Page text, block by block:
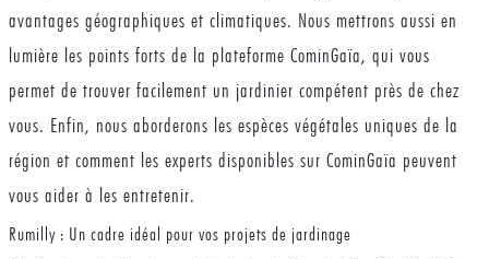
avantages géographiques et climatiques. Nous mettrons aussi en
lumière les points forts de la plateforme CominGaïa, qui vous
permet de trouver facilement un jardinier compétent près de chez
vous. Enfin, nous aborderons les espèces végétales uniques de la
région et comment les experts disponibles sur CominGaïa peuvent
vous aider à les entretenir.
Rumilly : Un cadre idéal pour vos projets de jardinage